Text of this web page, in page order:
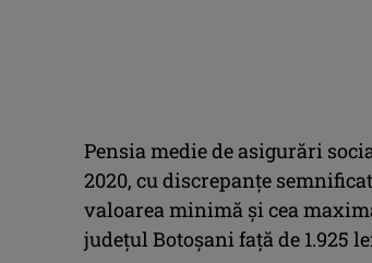
Pensia medie de asigurări
2020, cu discrepanţe
valoarea minimă şi cea
judeţul Botoşani faţă de 1.925